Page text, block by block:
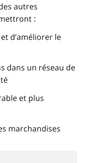
autres
:
d’améliorer le
dans un réseau de
et plus
marchandises